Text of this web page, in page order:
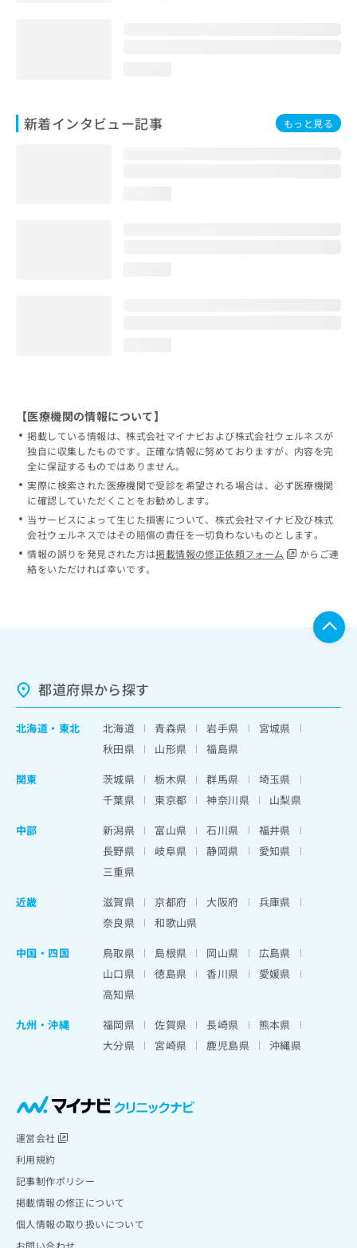
新着インタビュー記事 もっと見る
【医療機関の情報について】
掲載している情報は、株式会社マイナビおよび株式会社ウェルネスが
独自に収集したものです。正確な情報に努めておりますが、内容を完
全に保証するものではありません。
実際に検索された医療機関で受診を希望される場合は、必ず医療機関
に確認していただくことをお勧めします。
当サービスによって生じた損害について、株式会社マイナビ及び株式
会社ウェルネスではその賠償の責任を一切負わないものとします。
情報の誤りを発見された方は掲載情報の修正依頼フォーム
からご連
絡をいただければ幸いです。
都道府県から探す
北海道 ・ 東北 北海道 青森県 岩手県
宮城県
秋田県
山形県
福島県
関東
茨城県 栃木県 群馬県
埼玉県
千葉県
東京都 神奈川県
山梨県
中部
新潟県 富山県 石川県
福井県
長野県
岐阜県 静岡県
愛知県
三重県
近畿
滋賀県 京都府 大阪府
兵庫県
奈良県
和歌山県
中国・四国
鳥取県 島根県 岡山県
広島県
山口県
徳島県 香川県
愛媛県
高知県
九州・沖縄
福岡県 佐賀県 長崎県
熊本県
大分県
宮崎県 鹿児島県 沖縄県
運営会社
利用規約
記事制作ポリシー
掲載情報の修正について
個人情報の取り扱いについて
お問い合わせ